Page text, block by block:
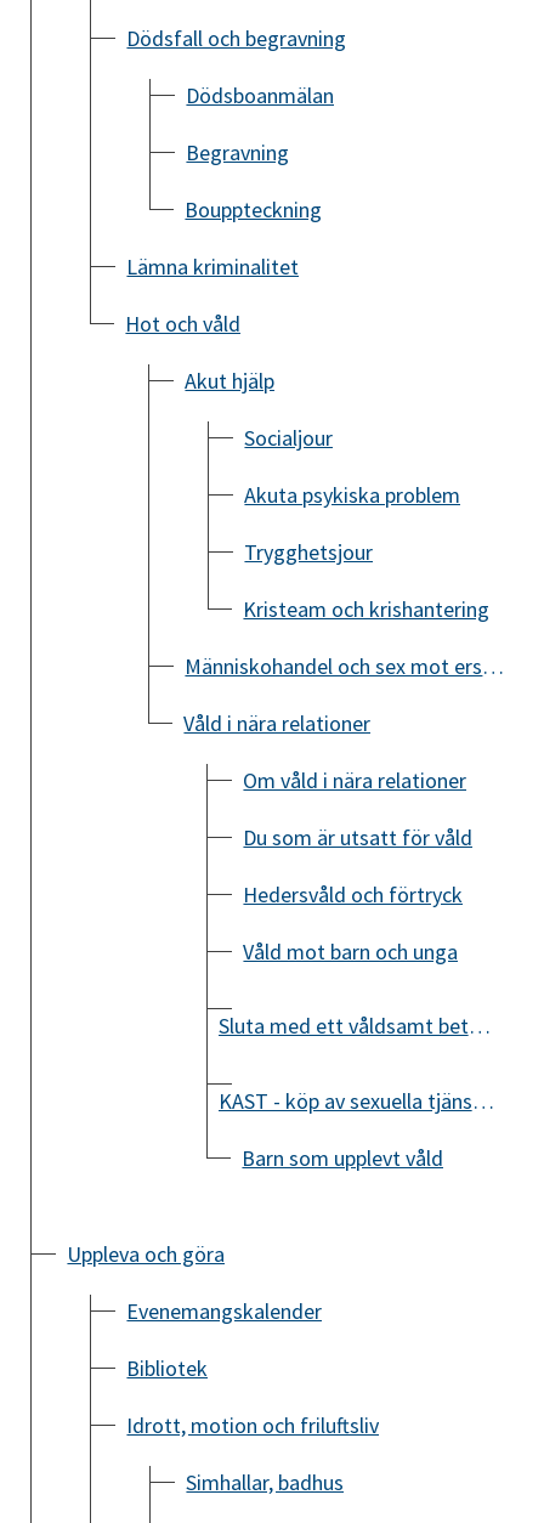
Dödsfall och begravning
Dödsboanmälan
Begravning
Bouppteckning
Lämna kriminalitet
Hot och våld
Akut hjälp
Socialjour
Akuta psykiska problem
Trygghetsjour
Kristeam och krishantering
Människohandel och sex mot ersättning
Våld i nära relationer
Om våld i nära relationer
Du som är utsatt för våld
Hedersvåld och förtryck
Våld mot barn och unga
Sluta med ett våldsamt beteende
KAST - köp av sexuella tjänster
Barn som upplevt våld
Uppleva och göra
Evenemangskalender
Bibliotek
Idrott, motion och friluftsliv
Simhallar, badhus